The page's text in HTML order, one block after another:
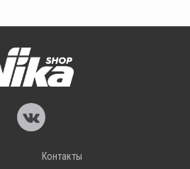
Контакты